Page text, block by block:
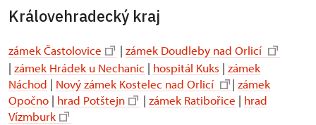
Královehradecký kraj
zámek Častolovice | zámek Doudleby nad Orlicí
| zámek Hrádek u Nechanic | hospitál Kuks | zámek
Náchod | Nový zámek Kostelec nad Orlicí | zámek
Opočno | hrad Potštejn | zámek Ratibořice | hrad
Vízmburk